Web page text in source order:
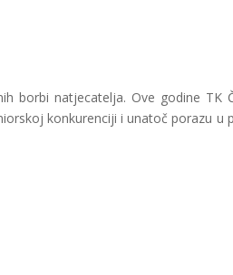
borbi natjecatelja. Ove godine TK
konkurenciji i unatoč porazu u